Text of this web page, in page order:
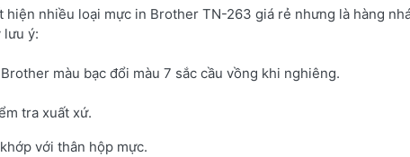
nhiều loại mực in Brother TN-263 giá rẻ nhưng là hàng
lưu ý:
màu bạc đổi màu 7 sắc cầu vồng khi nghiêng.
tra xuất xứ.
với thân hộp mực.